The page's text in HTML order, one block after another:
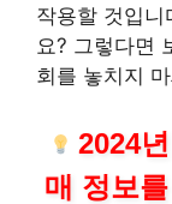
작용할 것입
요? 그렇다면
회를 놓치지
2024
매 정보